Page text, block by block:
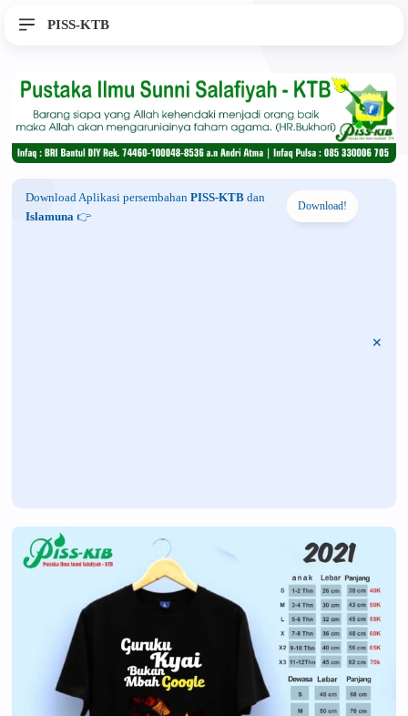
PISS-KTB
Download Aplikasi persembahan PISS-KTB dan
Islamuna 👉
Download!